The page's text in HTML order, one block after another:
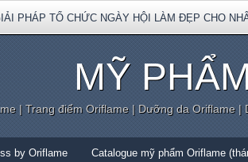
PHÁP TỔ CHỨC NGÀY HỘI LÀM ĐẸP CHO
MỸ
| Trang điểm Oriflame | Dưỡng da Oriflame
by Oriflame Catalogue mỹ phẩm Oriflame